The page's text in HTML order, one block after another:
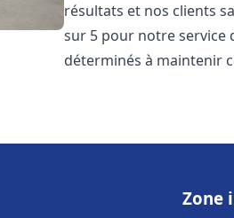
résultats et nos clients
sur 5 pour notre service
déterminés à maintenir
Zone